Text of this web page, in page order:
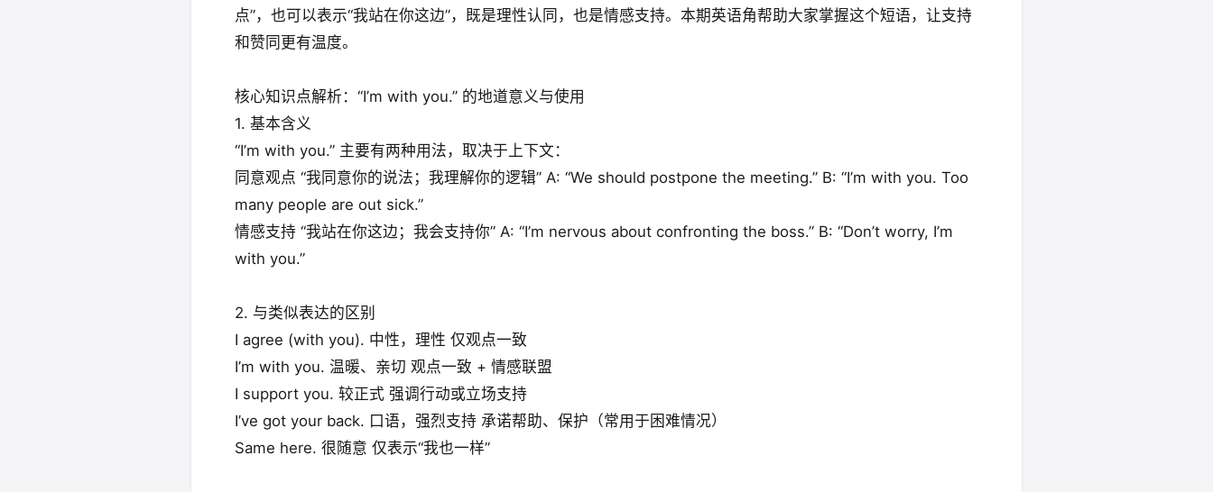
点”，也可以表示“我站在你这边”，既是理性认同，也是情感支持。本期英语角帮助大家掌握这个短语，让支持
和赞同更有温度。
核心知识点解析：“I’m with you.” 的地道意义与使用
1. 基本含义
“I’m with you.” 主要有两种用法，取决于上下文：
同意观点 “我同意你的说法；我理解你的逻辑” A: “We should postpone the meeting.” B: “I’m with you. Too
many people are out sick.”
情感支持 “我站在你这边；我会支持你” A: “I’m nervous about confronting the boss.” B: “Don’t worry, I’m
with you.”
2. 与类似表达的区别
I agree (with you). 中性，理性 仅观点一致
I’m with you. 温暖、亲切 观点一致 + 情感联盟
I support you. 较正式 强调行动或立场支持
I’ve got your back. 口语，强烈支持 承诺帮助、保护（常用于困难情况）
Same here. 很随意 仅表示“我也一样”